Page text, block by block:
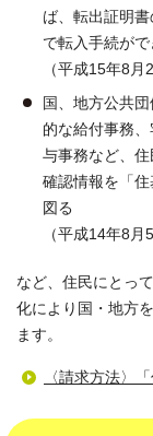
ば、転出証明
で転入手続がで
（平成15年8月
国、地方公共
的な給付事務
与事務など、
確認情報を「
図る
（平成14年8月
など、住民にとっ
化により国・地方
ます。
〈請求方法〉